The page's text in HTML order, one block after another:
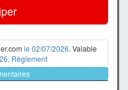
le 02/07/2026. Valable
. Règlement